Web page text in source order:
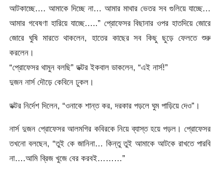
আটকাচ্ছে…. আমাকে দিচ্ছে না… আমার মাথার ভেতর সব গুলিয়ে যাচ্ছে…
আমার গবেষণা হারিয়ে যাচ্ছে…..” প্রোফেসর বিছানার ওপর হাতদিয়ে জোরে
জোরে ঘুষি মারতে থাকলেন, হাতের কাছের সব কিছু ছুড়ে ফেলতে শুরু
করলেন।
“প্রোফেসর থামুন বলছি” ডক্টর ইকবাল ডাকলেন, “এই নার্স!”
দুজন নার্স দৌড়ে কেবিনে ঢুকল।
ডক্টর নির্দেশ দিলেন, “ওনাকে শান্ত কর, দরকার পড়লে ঘুম পাড়িয়ে দেও”।
নার্স দুজন প্রোফেসর আলমগির কবিরকে নিয়ে ব্যাস্ত হয়ে পড়ল। প্রোফেসর
তখনো বলছেন, “তুই কে জানিনা… কিন্তু তুই আমাকে আটকে রাখতে পারবি
না….আমি ব্রিজ খুজে বের করবই………”